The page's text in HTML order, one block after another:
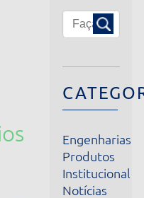
CATEGORIAS
Engenharias
Institucional
Notícias
Ensino
experimental